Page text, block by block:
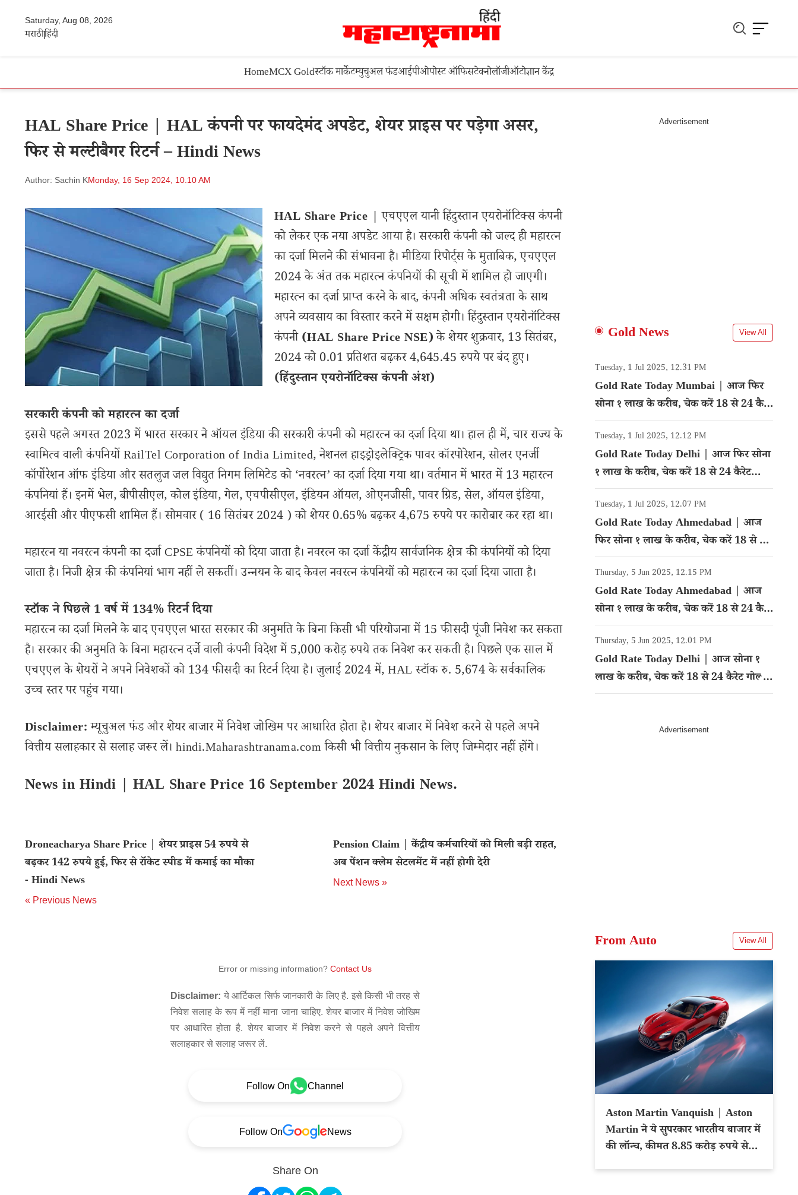
Saturday, Aug 08, 2026
मराठीहिंदी
HomeMCX Goldस्टॉक मार्केटम्युचुअल फंडआईपीओपोस्ट ऑफिसटेक्नोलॉजीऑटोज्ञान केंद्र
HAL Share Price | HAL कंपनी पर फायदेमंद अपडेट, शेयर प्राइस पर पड़ेगा असर,
फिर से मल्टीबैगर रिटर्न – Hindi News
Author: Sachin KMonday, 16 Sep 2024, 10.10 AM
HAL Share Price | एचएएल यानी हिंदुस्तान एयरोनॉटिक्स कंपनी
को लेकर एक नया अपडेट आया है। सरकारी कंपनी को जल्द ही महारत्न
का दर्जा मिलने की संभावना है। मीडिया रिपोर्ट्स के मुताबिक, एचएएल
2024 के अंत तक महारत्न कंपनियों की सूची में शामिल हो जाएगी।
महारत्न का दर्जा प्राप्त करने के बाद, कंपनी अधिक स्वतंत्रता के साथ
अपने व्यवसाय का विस्तार करने में सक्षम होगी। हिंदुस्तान एयरोनॉटिक्स
कंपनी(HAL Share Price NSE)के शेयर शुक्रवार, 13 सितंबर,
2024 को 0.01 प्रतिशत बढ़कर 4,645.45 रुपये पर बंद हुए।
(हिंदुस्तान एयरोनॉटिक्स कंपनी अंश)
सरकारी कंपनी को महारत्न का दर्जा
इससे पहले अगस्त 2023 में भारत सरकार ने ऑयल इंडिया की सरकारी कंपनी को महारत्न का दर्जा दिया था। हाल ही में, चार राज्य के
स्वामित्व वाली कंपनियों RailTel Corporation of India Limited, नेशनल हाइड्रोइलेक्ट्रिक पावर कॉरपोरेशन, सोलर एनर्जी
कॉर्पोरेशन ऑफ इंडिया और सतलुज जल विद्युत निगम लिमिटेड को ‘नवरत्न’ का दर्जा दिया गया था। वर्तमान में भारत में 13 महारत्न
कंपनियां हैं। इनमें भेल, बीपीसीएल, कोल इंडिया, गेल, एचपीसीएल, इंडियन ऑयल, ओएनजीसी, पावर ग्रिड, सेल, ऑयल इंडिया,
आरईसी और पीएफसी शामिल हैं। सोमवार ( 16 सितंबर 2024 ) को शेयर 0.65% बढ़कर 4,675 रुपये पर कारोबार कर रहा था।
महारत्न या नवरत्न कंपनी का दर्जा CPSE कंपनियों को दिया जाता है। नवरत्न का दर्जा केंद्रीय सार्वजनिक क्षेत्र की कंपनियों को दिया
जाता है। निजी क्षेत्र की कंपनियां भाग नहीं ले सकतीं। उन्नयन के बाद केवल नवरत्न कंपनियों को महारत्न का दर्जा दिया जाता है।
स्टॉक ने पिछले 1 वर्ष में 134% रिटर्न दिया
महारत्न का दर्जा मिलने के बाद एचएएल भारत सरकार की अनुमति के बिना किसी भी परियोजना में 15 फीसदी पूंजी निवेश कर सकता
है। सरकार की अनुमति के बिना महारत्न दर्जे वाली कंपनी विदेश में 5,000 करोड़ रुपये तक निवेश कर सकती है। पिछले एक साल में
एचएएल के शेयरों ने अपने निवेशकों को 134 फीसदी का रिटर्न दिया है। जुलाई 2024 में, HAL स्टॉक रु. 5,674 के सर्वकालिक
उच्च स्तर पर पहुंच गया।
Disclaimer:म्यूचुअल फंड और शेयर बाजार में निवेश जोखिम पर आधारित होता है। शेयर बाजार में निवेश करने से पहले अपने
वित्तीय सलाहकार से सलाह जरूर लें। hindi.Maharashtranama.com किसी भी वित्तीय नुकसान के लिए जिम्मेदार नहीं होंगे।
News in Hindi | HAL Share Price 16 September 2024 Hindi News.
Droneacharya Share Price | शेयर प्राइस 54 रुपये से
बढ़कर 142 रुपये हुई, फिर से रॉकेट स्पीड में कमाई का मौका
- Hindi News
« Previous News
Pension Claim | केंद्रीय कर्मचारियों को मिली बड़ी राहत,
अब पेंशन क्लेम सेटलमेंट में नहीं होगी देरी
Next News »
Error or missing information? Contact Us
Disclaimer: ये आर्टिकल सिर्फ जानकारी के लिए है. इसे किसी भी तरह से
निवेश सलाह के रूप में नहीं माना जाना चाहिए. शेयर बाजार में निवेश जोखिम
पर आधारित होता है. शेयर बाजार में निवेश करने से पहले अपने वित्तीय
सलाहकार से सलाह जरूर लें.
Follow On Channel
Follow On News
Share On
Gold News View All
Tuesday, 1 Jul 2025, 12.31 PM
Gold Rate Today Mumbai | आज फिर
सोना १ लाख के करीब, चेक करें 18 से 24 कैरेट
गोल्ड का रेट
Tuesday, 1 Jul 2025, 12.12 PM
Gold Rate Today Delhi | आज फिर सोना
१ लाख के करीब, चेक करें 18 से 24 कैरेट
गोल्ड का रेट
Tuesday, 1 Jul 2025, 12.07 PM
Gold Rate Today Ahmedabad | आज
फिर सोना १ लाख के करीब, चेक करें 18 से 24
कैरेट गोल्ड का रेट
Thursday, 5 Jun 2025, 12.15 PM
Gold Rate Today Ahmedabad | आज
सोना १ लाख के करीब, चेक करें 18 से 24 कैरेट
गोल्ड का रेट
Thursday, 5 Jun 2025, 12.01 PM
Gold Rate Today Delhi | आज सोना १
लाख के करीब, चेक करें 18 से 24 कैरेट गोल्ड
का रेट
From Auto View All
Aston Martin Vanquish | Aston
Martin ने ये सुपरकार भारतीय बाजार में
की लॉन्च, कीमत 8.85 करोड़ रुपये से